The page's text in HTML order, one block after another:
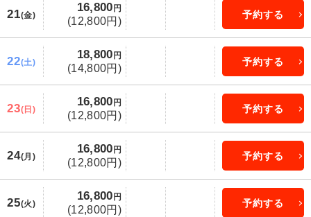
21(金)
16,800 円
(12,800円)
予約する
22(土)
18,800 円
(14,800円)
予約する
23(日)
16,800 円
(12,800円)
予約する
24(月)
16,800 円
(12,800円)
予約する
25(火)
16,800 円
(12,800円)
予約する